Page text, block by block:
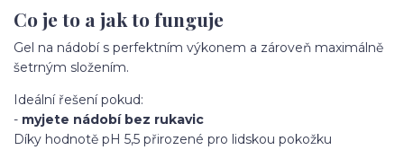
Co je to a jak to funguje
Gel na nádobí s perfektním výkonem a zároveň maximálně
šetrným složením.
Ideální řešení pokud:
- myjete nádobí bez rukavic
Díky hodnotě pH 5,5 přirozené pro lidskou pokožku